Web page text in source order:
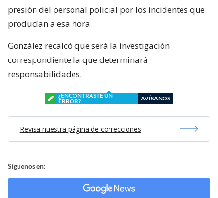
presión del personal policial por los incidentes que
producían a esa hora.
González recalcó que será la investigación
correspondiente la que determinará
responsabilidades.
¿ENCONTRASTE UN
ERROR?
AVÍSANOS
Revisa nuestra página de correcciones
Síguenos en: